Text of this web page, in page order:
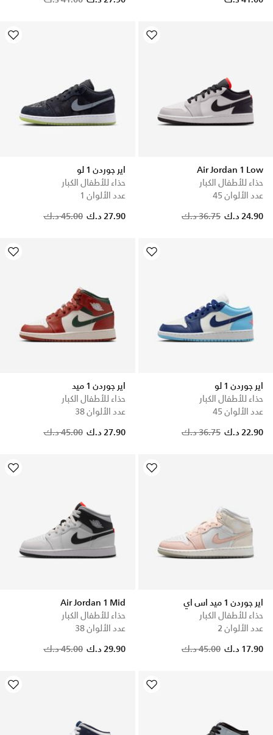
Air Jordan 1 Low
حذاء للأطفال الكبار
عدد الألوان 45
Price reduced from
36.75 د.ك to 24.90 د.ك
اير جوردن 1 لو
حذاء للأطفال الكبار
عدد الألوان 1
Price reduced from
45.00 د.ك to 27.90 د.ك
اير جوردن 1 لو
حذاء للأطفال الكبار
عدد الألوان 45
Price reduced from
36.75 د.ك to 22.90 د.ك
اير جوردن 1 ميد
حذاء للأطفال الكبار
عدد الألوان 38
Price reduced from
45.00 د.ك to 27.90 د.ك
اير جوردن 1 ميد اس اي
حذاء للأطفال الكبار
عدد الألوان 2
Price reduced from
45.00 د.ك to 17.90 د.ك
Air Jordan 1 Mid
حذاء للأطفال الكبار
عدد الألوان 38
Price reduced from
45.00 د.ك to 29.90 د.ك